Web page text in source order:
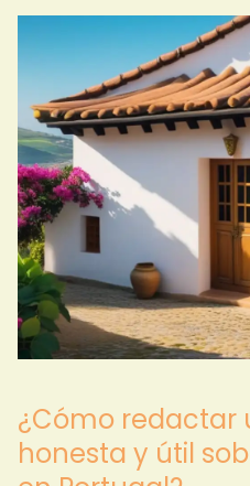
¿Cómo redactar
honesta y útil